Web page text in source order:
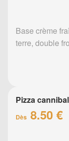
Base crème
terre, double
Pizza
Dès 8.50 €